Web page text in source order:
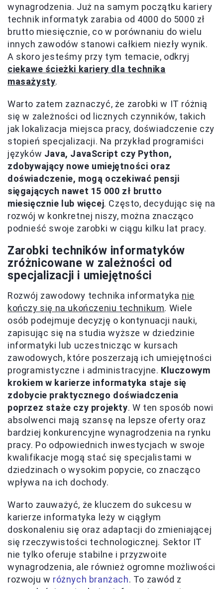
wynagrodzenia. Już na samym początku kariery
technik informatyk zarabia od 4000 do 5000 zł
brutto miesięcznie, co w porównaniu do wielu
innych zawodów stanowi całkiem niezły wynik.
A skoro jesteśmy przy tym temacie, odkryj
ciekawe ścieżki kariery dla technika
masażysty.
Warto zatem zaznaczyć, że zarobki w IT różnią
się w zależności od licznych czynników, takich
jak lokalizacja miejsca pracy, doświadczenie czy
stopień specjalizacji. Na przykład programiści
języków Java, JavaScript czy Python,
zdobywający nowe umiejętności oraz
doświadczenie, mogą oczekiwać pensji
sięgających nawet 15 000 zł brutto
miesięcznie lub więcej. Często, decydując się na
rozwój w konkretnej niszy, można znacząco
podnieść swoje zarobki w ciągu kilku lat pracy.
Zarobki techników informatyków
zróżnicowane w zależności od
specjalizacji i umiejętności
Rozwój zawodowy technika informatyka nie
kończy się na ukończeniu technikum. Wiele
osób podejmuje decyzję o kontynuacji nauki,
zapisując się na studia wyższe w dziedzinie
informatyki lub uczestnicząc w kursach
zawodowych, które poszerzają ich umiejętności
programistyczne i administracyjne. Kluczowym
krokiem w karierze informatyka staje się
zdobycie praktycznego doświadczenia
poprzez staże czy projekty. W ten sposób nowi
absolwenci mają szansę na lepsze oferty oraz
bardziej konkurencyjne wynagrodzenia na rynku
pracy. Po odpowiednich inwestycjach w swoje
kwalifikacje mogą stać się specjalistami w
dziedzinach o wysokim popycie, co znacząco
wpływa na ich dochody.
Warto zauważyć, że kluczem do sukcesu w
karierze informatyka leży w ciągłym
doskonaleniu się oraz adaptacji do zmieniającej
się rzeczywistości technologicznej. Sektor IT
nie tylko oferuje stabilne i przyzwoite
wynagrodzenia, ale również ogromne możliwości
rozwoju w różnych branżach. To zawód z